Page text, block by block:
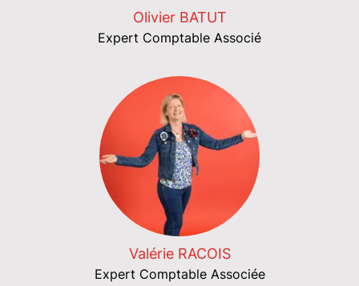
Olivier BATUT
Expert Comptable Associé
Valérie RACOIS
Expert Comptable Associée